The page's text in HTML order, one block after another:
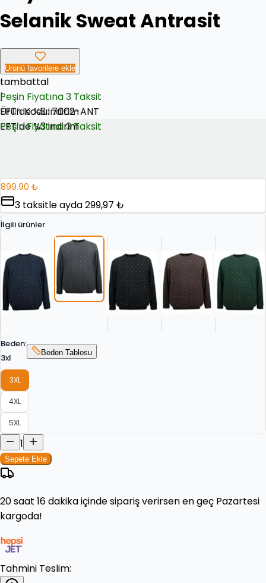
Selanik Sweat Antrasit
Ürünü favorilere ekle
tambattal
|
Ürün Kodu:7002-ANT
EFT’de %3 indirim
Peşin Fiyatına 3 Taksit
EFT’de %3 indirim
Peşin Fiyatına 3 Taksit
899.90 ₺
3 taksitle ayda299,97 ₺
İlgili ürünler
Beden:
3xl
Beden Tablosu
3XL
4XL
5XL
1
Sepete Ekle
20 saat 16 dakikaiçinde sipariş verirsen en geç Pazartesi
kargoda!
Tahmini Teslim: